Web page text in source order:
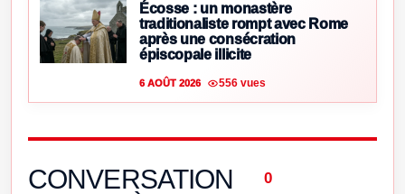
Écosse : un monastère
traditionaliste rompt avec Rome
après une consécration
épiscopale illicite
6 AOÛT 2026 556 vues
CONVERSATION
0